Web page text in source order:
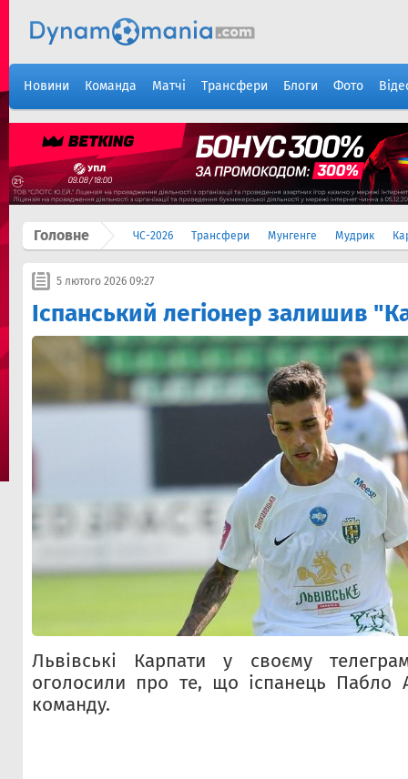
Новини Команда Матчі Трансфери Блоги Фото
Головне ЧС-2026 Трансфери Мунгенге Мудрик
5 лютого 2026 09:27
Іспанський легіонер залишив
Львівські Карпати у своєму
оголосили про те, що іспанець Пабло
команду.